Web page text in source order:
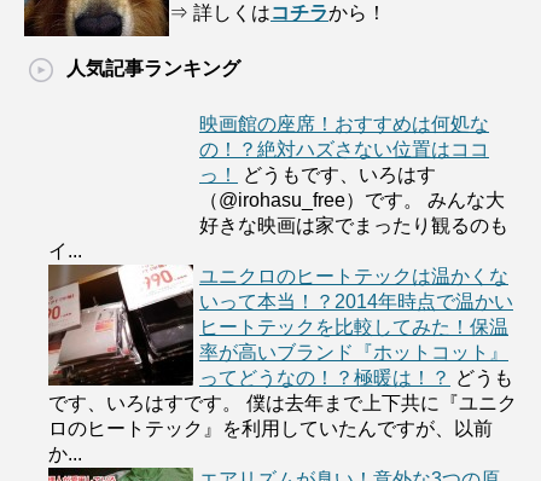
⇒ 詳しくはコチラから！
人気記事ランキング
映画館の座席！おすすめは何処な
の！？絶対ハズさない位置はココ
っ！
どうもです、いろはす
（@irohasu_free）です。 みんな大
好きな映画は家でまったり観るのも
イ...
ユニクロのヒートテックは温かくな
いって本当！？2014年時点で温かい
ヒートテックを比較してみた！保温
率が高いブランド『ホットコット』
ってどうなの！？極暖は！？ どうも
です、いろはすです。 僕は去年まで上下共に『ユニク
ロのヒートテック』を利用していたんですが、以前
か...